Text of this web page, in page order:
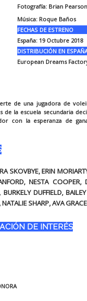
Fotografía: Brian Pearson
Música: Roque Baños
FECHAS DE ESTRENO
España: 19 Octubre 2018
DISTRIBUCIÓN EN
European Dreams
de una jugadora de
de la escuela secundaria
con la esperanza de
SKOVBYE, ERIN
NESTA COOPER,
BURKELY DUFFIELD,
SHARP, AVA
DE INTERÉS